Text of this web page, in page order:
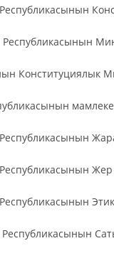
Конституциялык
Жер